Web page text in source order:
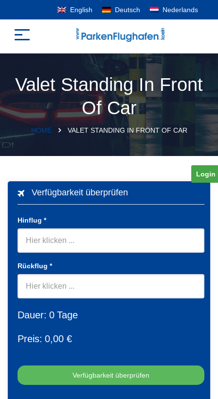
English Deutsch Nederlands
Valet Standing In Front
Of Car
HOME VALET STANDING IN FRONT OF CAR
Verfügbarkeit überprüfen
Hinflug *
Rückflug *
Dauer: 0 Tage
Preis: 0,00 €
Login